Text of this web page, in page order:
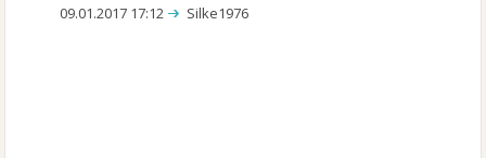
09.01.2017 17:12 Silke1976